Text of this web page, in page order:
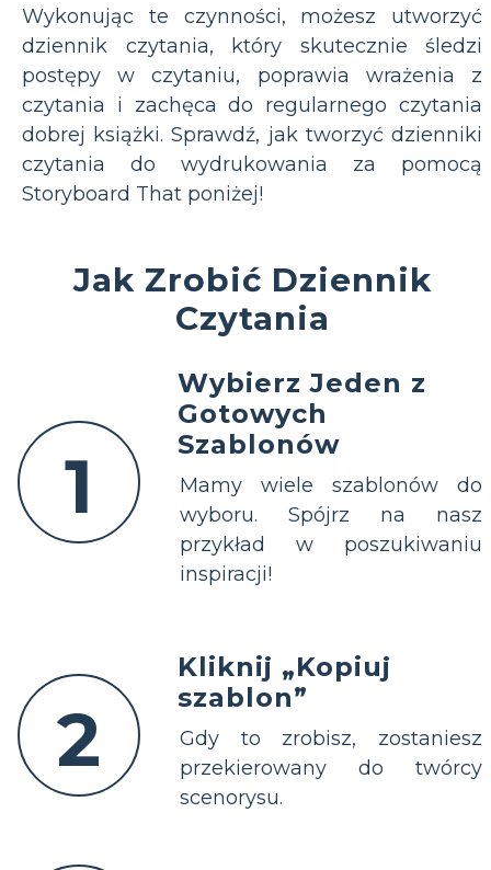
Wykonując te czynności, możesz utworzyć
dziennik czytania, który skutecznie śledzi
postępy w czytaniu, poprawia wrażenia z
czytania i zachęca do regularnego czytania
dobrej książki. Sprawdź, jak tworzyć dzienniki
czytania do wydrukowania za pomocą
Storyboard That poniżej!
Jak Zrobić Dziennik
Czytania
1
Wybierz Jeden z
Gotowych
Szablonów
Mamy wiele szablonów do
wyboru. Spójrz na nasz
przykład w poszukiwaniu
inspiracji!
2
Kliknij „Kopiuj
szablon”
Gdy to zrobisz, zostaniesz
przekierowany do twórcy
scenorysu.